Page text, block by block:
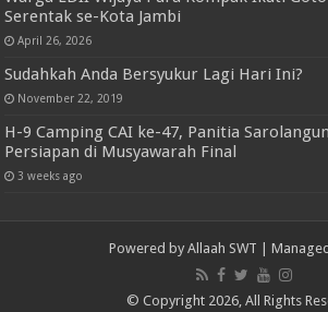
Serentak se-Kota Jambi
April 26, 2026
Sudahkah Anda Bersyukur Lagi Hari Ini?
November 22, 2019
H-9 Camping CAI ke-47, Panitia
Persiapan di Musyawarah Final
3 weeks ago
Powered by Allaah SWT |
© Copyright 2026, All Rights